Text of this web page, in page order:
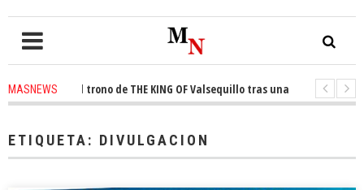
MASNEWSel trono de THE KING OF Valsequillo tras una jornada de
ETIQUETA: DIVULGACION